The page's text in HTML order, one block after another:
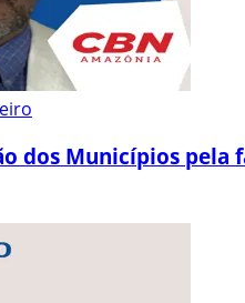
dos Municípios pela